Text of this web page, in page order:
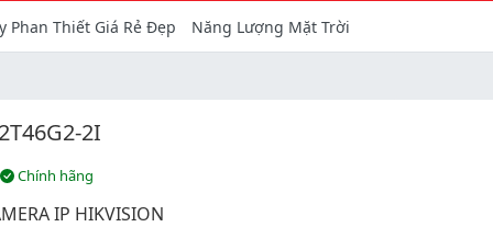
Phan Thiết Giá Rẻ Đẹp Năng Lượng Mặt Trời
2I
Chính hãng
IP HIKVISION